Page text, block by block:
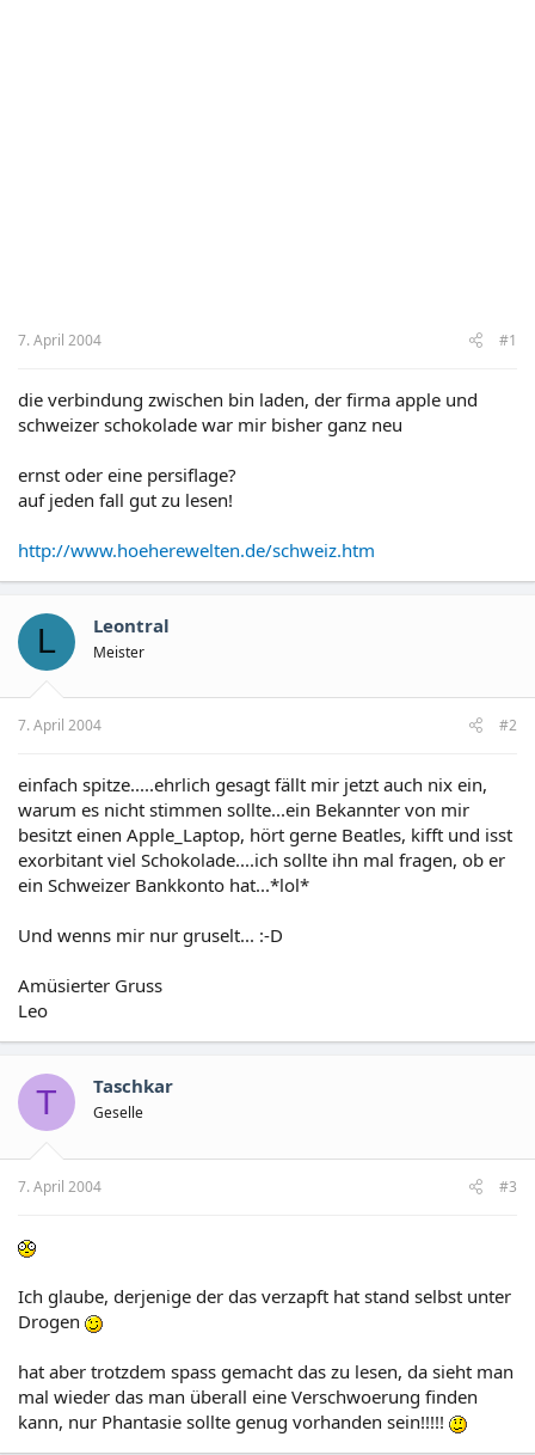
7. April 2004 #1
die verbindung zwischen bin laden, der firma apple und
schweizer schokolade war mir bisher ganz neu
ernst oder eine persiflage?
auf jeden fall gut zu lesen!
http://www.hoeherewelten.de/schweiz.htm
L Leontral
Meister
7. April 2004 #2
einfach spitze.....ehrlich gesagt fällt mir jetzt auch nix ein,
warum es nicht stimmen sollte...ein Bekannter von mir
besitzt einen Apple_Laptop, hört gerne Beatles, kifft und isst
exorbitant viel Schokolade....ich sollte ihn mal fragen, ob er
ein Schweizer Bankkonto hat...*lol*
Und wenns mir nur gruselt... :-D
Amüsierter Gruss
Leo
T Taschkar
Geselle
7. April 2004 #3
Ich glaube, derjenige der das verzapft hat stand selbst unter
Drogen
hat aber trotzdem spass gemacht das zu lesen, da sieht man
mal wieder das man überall eine Verschwoerung finden
kann, nur Phantasie sollte genug vorhanden sein!!!!!